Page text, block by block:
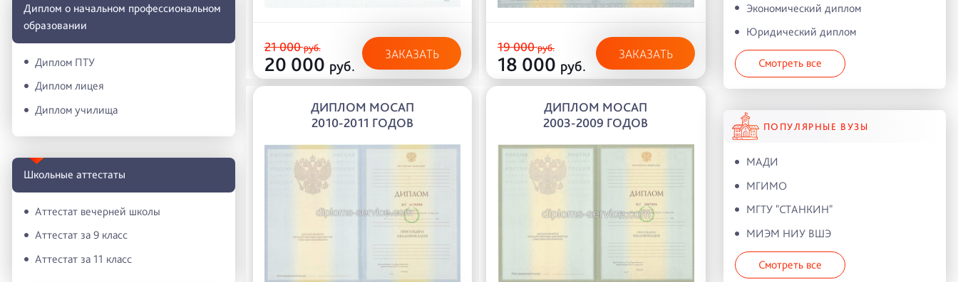
Диплом о начальном профессиональном
oбразовании
Диплом ПТУ
Диплом лицея
Диплом училища
Школьные аттестаты
Аттестат вечерней школы
Аттестат за 9 класс
Аттестат за 11 класс
21 000руб.
20 000 руб.
ЗАКАЗАТЬ 19 000руб.
18 000 руб.
ЗАКАЗАТЬ
ДИПЛОМ МОСАП
2010-2011 ГОДОВ
ДИПЛОМ МОСАП
2003-2009 ГОДОВ
Экономический диплом
Юридический диплом
Смотреть все
ПОПУЛЯРНЫЕ ВУЗЫ
МАДИ
МГИМО
МГТУ "СТАНКИН"
МИЭМ НИУ ВШЭ
Смотреть все